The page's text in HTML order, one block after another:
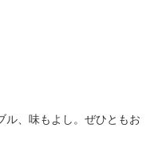
ル、味もよし。ぜひともお